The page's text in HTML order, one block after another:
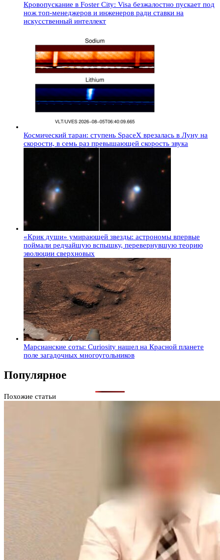
Кровопускание в Foster City: Visa безжалостно пускает под
нож топ-менеджеров и инженеров ради ставки на
искусственный интеллект
Космический таран: ступень SpaceX врезалась в Луну на
скорости, в семь раз превышающей скорость звука
«Крик души» умирающей звезды: астрономы впервые
поймали редчайшую вспышку, перевернувшую теорию
эволюции сверхновых
Марсианские соты: Curiosity нашел на Красной планете
поле загадочных многоугольников
Популярное
Похожие статьи